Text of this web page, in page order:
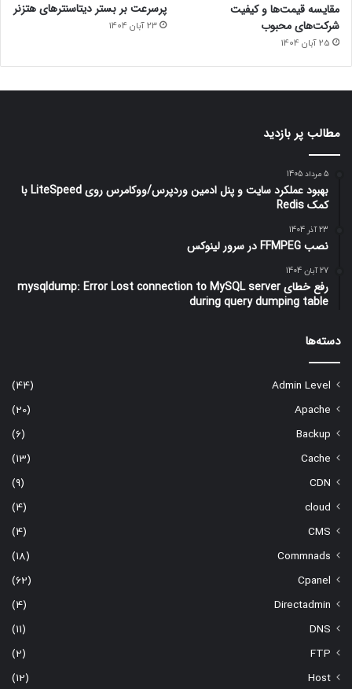
مقایسه قیمت‌ها و کیفیت
شرکت‌های محبوب
25 آبان 1404
پرسرعت بر بستر دیتاسنترهای هتزنر
23 آبان 1404
مطالب پر بازدید
5 مرداد 1405
بهبود عملکرد سایت و پنل ادمین وردپرس/ووکامرس روی LiteSpeed با
کمک Redis
23 آذر 1404
نصب FFMPEG در سرور لینوکس
27 آبان 1404
رفع خطای mysqldump: Error Lost connection to MySQL server
during query dumping table
دسته‌ها
Admin Level
(44)
Apache
(20)
Backup
(6)
Cache
(13)
CDN
(9)
cloud
(4)
CMS
(4)
Commnads
(18)
Cpanel
(62)
Directadmin
(4)
DNS
(11)
FTP
(2)
Host
(12)